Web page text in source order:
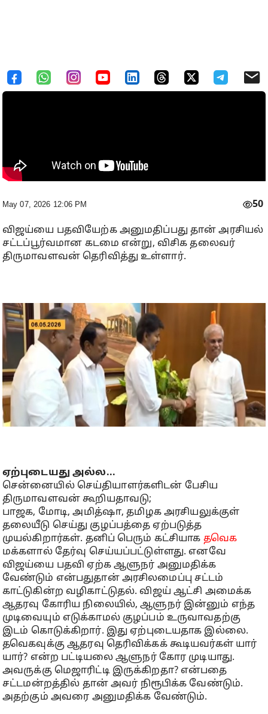
May 07, 2026 12:06 PM 50
விஜய்யை பதவியேற்க அனுமதிப்பது தான் அரசியல்
சட்டப்பூர்வமான கடமை என்று, விசிக தலைவர்
திருமாவளவன் தெரிவித்து உள்ளார்.
ஏற்புடையது அல்ல...
சென்னையில் செய்தியாளர்களிடன் பேசிய
திருமாவளவன் கூறியதாவடு;
பாஜக, மோடி, அமித்ஷா, தமிழக அரசியலுக்குள்
தலையீடு செய்து குழப்பத்தை ஏற்படுத்த
முயல்கிறார்கள். தனிப் பெரும் கட்சியாக தவெக
மக்களால் தேர்வு செய்யப்பட்டுள்ளது. எனவே
விஜய்யை பதவி ஏற்க ஆளுநர் அனுமதிக்க
வேண்டும் என்பதுதான் அரசிலமைப்பு சட்டம்
காட்டுகின்ற வழிகாட்டுதல். விஜய் ஆட்சி அமைக்க
ஆதரவு கோரிய நிலையில், ஆளுநர் இன்னும் எந்த
முடிவையும் எடுக்காமல் குழப்பம் உருவாவதற்கு
இடம் கொடுக்கிறார். இது ஏற்புடையதாக இல்லை.
தவெகவுக்கு ஆதரவு தெரிவிக்கக் கூடியவர்கள் யார்
யார்? என்ற பட்டியலை ஆளுநர் கோர முடியாது.
அவருக்கு மெஜாரிட்டி இருக்கிறதா? என்பதை
சட்டமன்றத்தில் தான் அவர் நிரூபிக்க வேண்டும்.
அதற்கும் அவரை அனுமதிக்க வேண்டும்.